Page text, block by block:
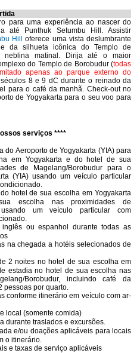
para uma experiência ao nascer do
até Punthuk Setumbu Hill. Assistir
Hilloferece uma vista deslumbrante
da silhueta icônica do Templo de
neblina matinal. Dirija até o maior
do Templo de Borobudur (todas
apenas ao parque externo do
8 e 9 dC durante o reinado da
para o café da manhã. Check-out no
de Yogyakarta para o seu voo para
serviços ****
do Aeroporto de Yogyakarta (YIA) para
em Yogyakarta e do hotel de sua
de Magelang/Borobudur para o
(YIA) usando um veículo particular
hotel de sua escolha em Yogyakarta
escolha nas proximidades de
usando um veículo particular com
ou espanhol durante todas as
na chegada a hotéis selecionados de
2 noites no hotel de sua escolha em
estadia no hotel de sua escolha nas
Borobudur, incluindo café da
pessoas por quarto.
conforme itinerário em veículo com ar-
local (somente comida)
durante traslados e excursões.
e/ou doações aplicáveis para locais
o itinerário.
e taxas de serviço aplicáveis